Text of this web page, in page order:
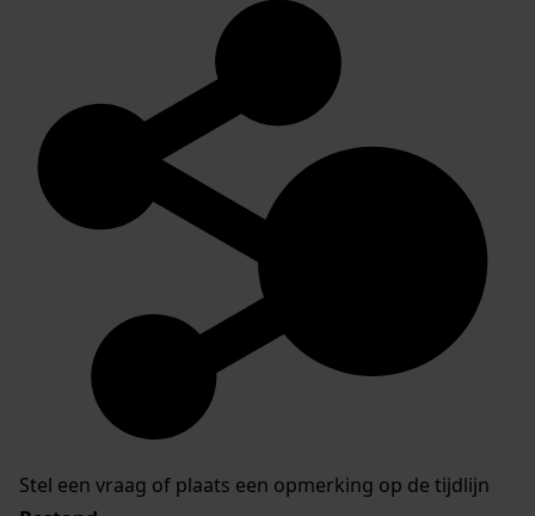
Stel een vraag of plaats een opmerking op de tijdlijn